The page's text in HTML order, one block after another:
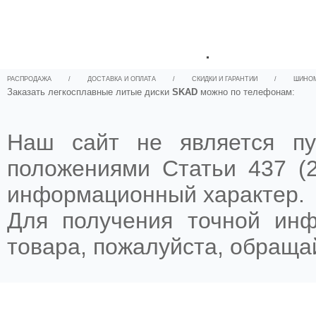
.
РАСПРОДАЖА / ДОСТАВКА И ОПЛАТА / СКИДКИ И ГАРАНТИИ /
Заказать легкосплавные литые диски SKAD можно по телефонам:
Наш сайт не является
положениями Статьи 437
информационный характер.
Для получения точной
товара, пожалуйста,